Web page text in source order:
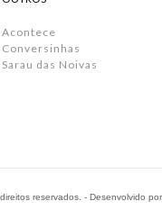
Acontece
Conversinhas
Sarau das Noivas
reservados. - Desenvolvido